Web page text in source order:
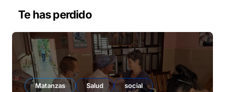
d
Te has perdido
Matanzas Salud
social